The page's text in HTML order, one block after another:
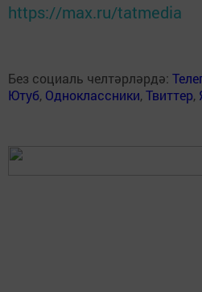
https://max.ru/tatmedia
Без социаль челтәрләрдә:
Ютуб, Одноклассники,Твиттер,